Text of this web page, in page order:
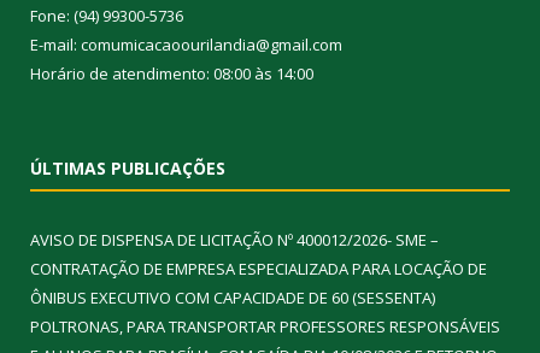
Fone: (94) 99300-5736
E-mail: comumicacaoourilandia@gmail.com
Horário de atendimento: 08:00 às 14:00
ÚLTIMAS PUBLICAÇÕES
AVISO DE DISPENSA DE LICITAÇÃO Nº 400012/2026- SME –
CONTRATAÇÃO DE EMPRESA ESPECIALIZADA PARA LOCAÇÃO DE
ÔNIBUS EXECUTIVO COM CAPACIDADE DE 60 (SESSENTA)
POLTRONAS, PARA TRANSPORTAR PROFESSORES RESPONSÁVEIS